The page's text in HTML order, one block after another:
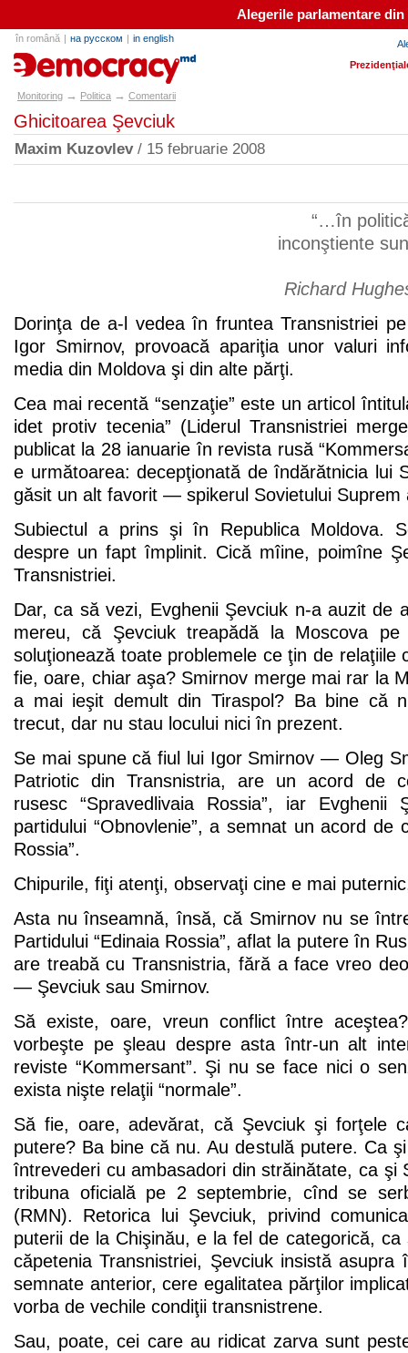
Alegerile parlamentare
în română | на русском | in english
e-democracy.md
Monitoring → Politica → Comentarii
Ghicitoarea Şevciuk
Maxim Kuzovlev/ 15 februarie 2008
“…în
inconştiente
Richard
Dorinţa de a-l vedea în fruntea Transnistriei
Igor Smirnov, provoacă apariţia unor valuri
media din Moldova şi din alte părţi.
Cea mai recentă “senzaţie” este un articol
idet protiv tecenia” (Liderul Transnistriei
publicat la 28 ianuarie în revista rusă
e următoarea: decepţionată de îndărătnicia lui
găsit un alt favorit — spikerul Sovietului Suprem
Subiectul a prins şi în Republica Moldova.
despre un fapt împlinit. Cică mîine, poimîne
Transnistriei.
Dar, ca să vezi, Evghenii Şevciuk n-a auzit de
mereu, că Şevciuk treapădă la Moscova
soluţionează toate problemele ce ţin de relaţiile
fie, oare, chiar aşa? Smirnov merge mai rar la
a mai ieşit demult din Tiraspol? Ba bine că
trecut, dar nu stau locului nici în prezent.
Se mai spune că fiul lui Igor Smirnov — Oleg
Patriotic din Transnistria, are un acord de
rusesc “Spravedlivaia Rossia”, iar
partidului “Obnovlenie”, a semnat un acord de
Rossia”.
Chipurile, fiţi atenţi, observaţi cine e mai
Asta nu înseamnă, însă, că Smirnov nu se
Partidului “Edinaia Rossia”, aflat la putere în
are treabă cu Transnistria, fără a face vreo
— Şevciuk sau Smirnov.
Să existe, oare, vreun conflict între
vorbeşte pe şleau despre asta într-un alt
reviste “Kommersant”. Şi nu se face nici o
exista nişte relaţii “normale”.
Să fie, oare, adevărat, că Şevciuk şi forţele
putere? Ba bine că nu. Au destulă putere. Ca
întrevederi cu ambasadori din străinătate, ca şi
tribuna oficială pe 2 septembrie, cînd se
(RMN). Retorica lui Şevciuk, privind
puterii de la Chişinău, e la fel de categorică,
căpetenia Transnistriei, Şevciuk insistă asupra
semnate anterior, cere egalitatea părţilor
vorba de vechile condiţii transnistrene.
Sau, poate, cei care au ridicat zarva sunt